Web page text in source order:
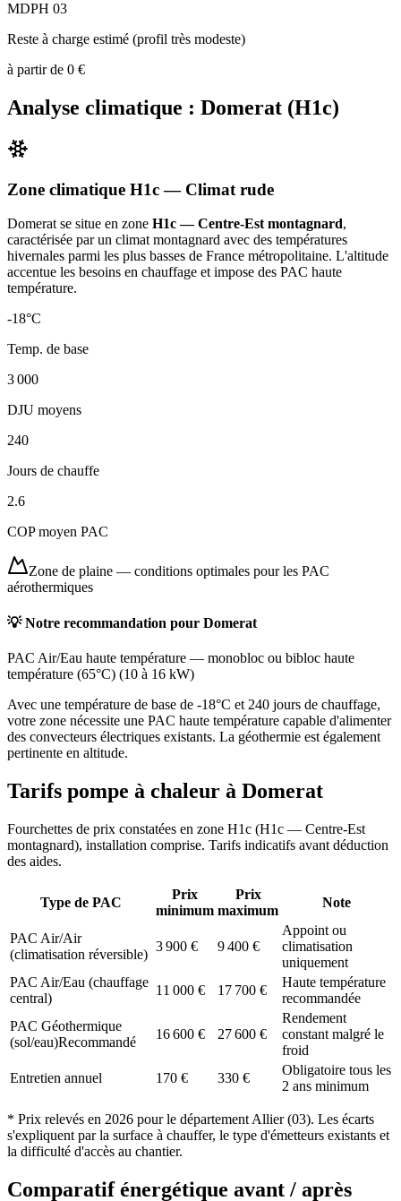
MDPH 03
Reste à charge estimé (profil très modeste)
à partir de 0 €
Analyse climatique : Domerat (H1c)
Zone climatique H1c— Climat rude
Domerat se situe en zone H1c — Centre-Est montagnard,
caractérisée par un climat montagnard avec des températures
hivernales parmi les plus basses de France métropolitaine. L'altitude
accentue les besoins en chauffage et impose des PAC haute
température.
-18°C
Temp. de base
3 000
DJU moyens
240
Jours de chauffe
2.6
COP moyen PAC
Zone de plaine — conditions optimales pour les PAC
aérothermiques
💡 Notre recommandation pour Domerat
PAC Air/Eau haute température — monobloc ou bibloc haute
température (65°C) (10 à 16 kW)
Avec une température de base de -18°C et 240 jours de chauffage,
votre zone nécessite une PAC haute température capable d'alimenter
des convecteurs électriques existants. La géothermie est également
pertinente en altitude.
Tarifs pompe à chaleur à Domerat
Fourchettes de prix constatées en zone H1c (H1c — Centre-Est
montagnard), installation comprise. Tarifs indicatifs avant déduction
des aides.
Type de PAC
Prix
minimum
Prix
maximum
Note
PAC Air/Air
(climatisation réversible)
3 900 € 9 400 €
Appoint ou
climatisation
uniquement
PAC Air/Eau (chauffage
central)
11 000 € 17 700 €
Haute température
recommandée
PAC Géothermique
(sol/eau)Recommandé
16 600 € 27 600 €
Rendement
constant malgré le
froid
Entretien annuel
170 € 330 €
Obligatoire tous les
2 ans minimum
* Prix relevés en 2026 pour le département Allier(03). Les écarts
s'expliquent par la surface à chauffer, le type d'émetteurs existants et
la difficulté d'accès au chantier.
Comparatif énergétique avant / après